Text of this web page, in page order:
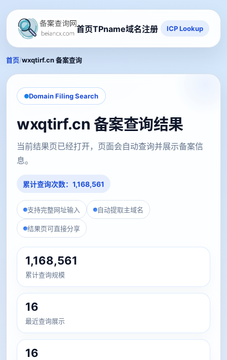
首页TPname域名注册 ICP Lookup
首页/wxqtirf.cn 备案查询
Domain Filing Search
wxqtirf.cn 备案查询结果
当前结果页已经打开，页面会自动查询并展示备案信
息。
累计查询次数：1,168,561
支持完整网址输入 自动提取主域名
结果页可直接分享
1,168,561
累计查询规模
16
最近查询展示
16